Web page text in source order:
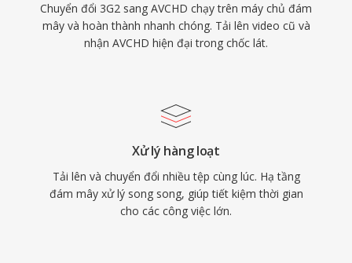
stereoscopic. Định dạng vẫn được sử dụng
rộng rãi trên thị trường máy quay và tiếp tục
được hỗ trợ bởi các ứng dụng chỉnh sửa video
Chuyển đổi 3G2 sang AVCHD chạy trên máy chủ đám
mây và hoàn thành nhanh chóng. Tải lên video cũ và
nhận AVCHD hiện đại trong chốc lát.
Xử lý hàng loạt
Tải lên và chuyển đổi nhiều tệp cùng lúc. Hạ tầng
đám mây xử lý song song, giúp tiết kiệm thời gian
cho các công việc lớn.